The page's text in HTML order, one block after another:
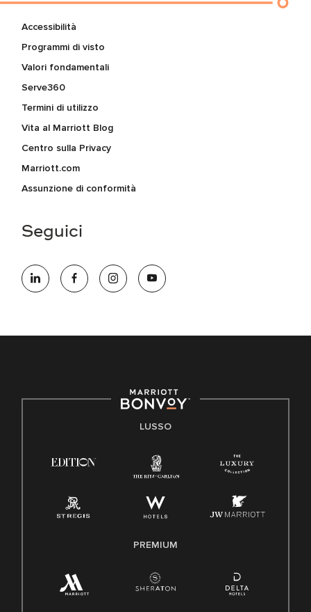
Accessibilità
Programmi di visto
Valori fondamentali
Serve360
Termini di utilizzo
Vita al Marriott Blog
Centro sulla Privacy
Marriott.com
Assunzione di conformità
Seguici
LUSSO
PREMIUM